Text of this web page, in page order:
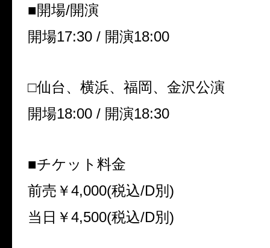
■開場/開演
開場17:30 / 開演18:00
□仙台、横浜、福岡、金沢公演
開場18:00 / 開演18:30
■チケット料金
前売￥4,000(税込/D別 )
当日￥4,500(税込/D別 )